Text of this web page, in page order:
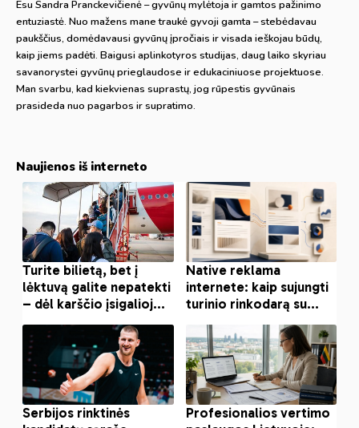
Esu Sandra Pranckevičienė – gyvūnų mylėtoja ir gamtos pažinimo
entuziastė. Nuo mažens mane traukė gyvoji gamta – stebėdavau
paukščius, domėdavausi gyvūnų įpročiais ir visada ieškojau būdų,
kaip jiems padėti. Baigusi aplinkotyros studijas, daug laiko skyriau
savanorystei gyvūnų prieglaudose ir edukaciniuose projektuose.
Man svarbu, kad kiekvienas suprastų, jog rūpestis gyvūnais
prasideda nuo pagarbos ir supratimo.
Naujienos iš interneto